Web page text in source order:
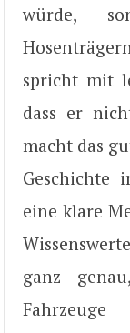
würde,
spricht mit
dass er
macht das
Geschichte
eine klare
ganz